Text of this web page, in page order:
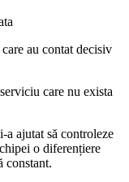
au contat decisiv
care nu exista
a ajutat să controleze
o diferențiere
constant.